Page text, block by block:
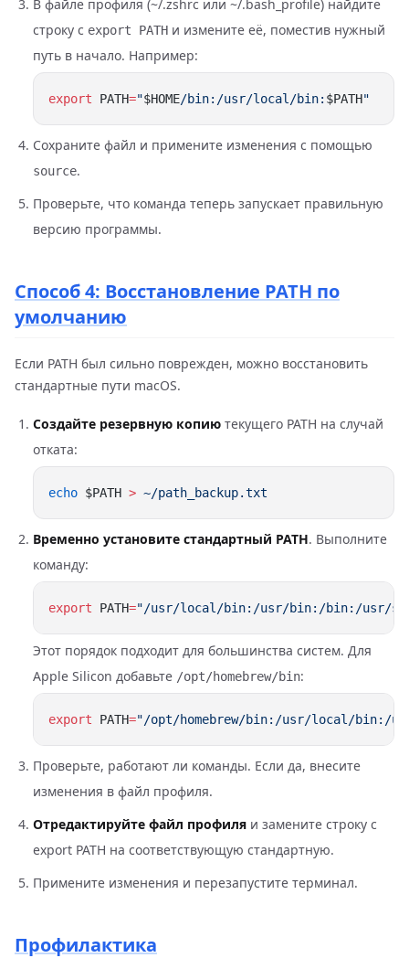
В файле профиля (~/.zshrc или ~/.bash_profile) найдите
строку с export PATH и измените её, поместив нужный
путь в начало. Например:
export PATH="$HOME/bin:/usr/local/bin: $PATH
Сохраните файл и примените изменения с помощью
source.
Проверьте, что команда теперь запускает правильную
версию программы.
Способ 4: Восстановление PATH по
умолчанию
Если PATH был сильно поврежден, можно восстановить
стандартные пути macOS.
Создайте резервную копию текущего PATH на случай
отката:
echo $PATH >
Временно установите стандартный PATH. Выполните
команду:
export PATH="/usr/local/bin:/usr/bin:/bin:/usr/
Этот порядок подходит для большинства систем. Для
Apple Silicon добавьте /opt/homebrew/bin:
export PATH="/opt/homebrew/bin:/usr/local/bin:/
Проверьте, работают ли команды. Если да, внесите
изменения в файл профиля.
Отредактируйте файл профиля и замените строку с
export PATH на соответствующую стандартную.
Примените изменения и перезапустите терминал.
Профилактика